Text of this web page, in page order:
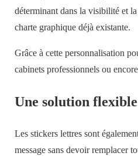
déterminant dans la visibilité et
charte graphique déjà existante.
Grâce à cette personnalisation
cabinets professionnels ou
Une solution
Les stickers lettres sont
message sans devoir remplacer